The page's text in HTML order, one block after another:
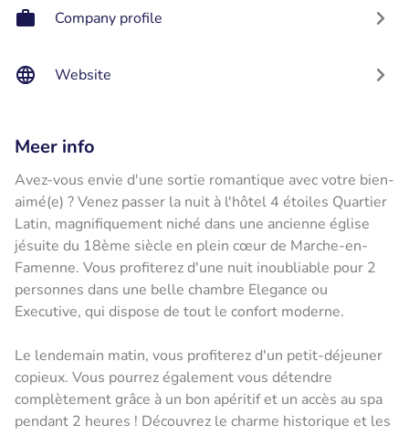
Company profile
Website
Meer info
Avez-vous envie d'une sortie romantique avec votre bien-
aimé(e) ? Venez passer la nuit à l'hôtel 4 étoiles Quartier
Latin, magnifiquement niché dans une ancienne église
jésuite du 18ème siècle en plein cœur de Marche-en-
Famenne. Vous profiterez d'une nuit inoubliable pour 2
personnes dans une belle chambre Elegance ou
Executive, qui dispose de tout le confort moderne.
Le lendemain matin, vous profiterez d'un petit-déjeuner
copieux. Vous pourrez également vous détendre
complètement grâce à un bon apéritif et un accès au spa
pendant 2 heures ! Découvrez le charme historique et les